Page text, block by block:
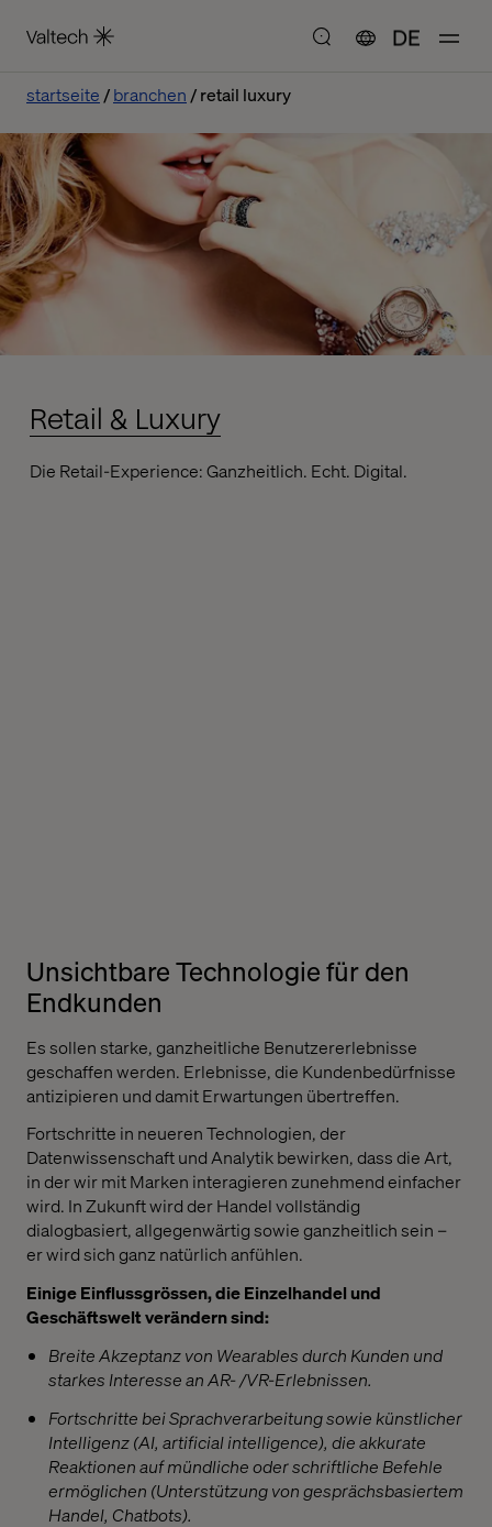
DE
startseite branchen retail luxury
Retail & Luxury
Die Retail-Experience: Ganzheitlich. Echt. Digital.
Unsichtbare Technologie für den
Endkunden
Es sollen starke, ganzheitliche Benutzererlebnisse
geschaffen werden. Erlebnisse, die Kundenbedürfnisse
antizipieren und damit Erwartungen übertreffen.
Fortschritte in neueren Technologien, der
Datenwissenschaft und Analytik bewirken, dass die Art,
in der wir mit Marken interagieren zunehmend einfacher
wird. In Zukunft wird der Handel vollständig
dialogbasiert, allgegenwärtig sowie ganzheitlich sein –
er wird sich ganz natürlich anfühlen.
Einige Einflussgrössen, die Einzelhandel und
Geschäftswelt verändern sind:
Breite Akzeptanz von Wearables durch Kunden und
starkes Interesse an AR- /VR-Erlebnissen.
Fortschritte bei Sprachverarbeitung sowie künstlicher
Intelligenz (AI, artificial intelligence), die akkurate
Reaktionen auf mündliche oder schriftliche Befehle
ermöglichen (Unterstützung von gesprächsbasiertem
Handel, Chatbots).